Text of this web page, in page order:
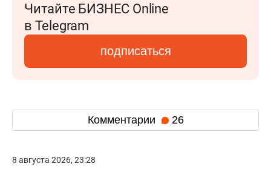
Читайте БИЗНЕС Online
в Telegram
подписаться
Комментарии 26
8 августа 2026, 23:28